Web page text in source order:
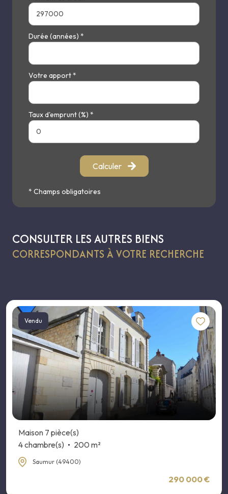
Durée (années) *
Votre apport *
Taux d'emprunt (%) *
Calculer
* Champs obligatoires
CONSULTER LES AUTRES BIENS
CORRESPONDANTS À VOTRE RECHERCHE
Vendu
Maison 7 pièce(s)
4 chambre(s)
200 m²
Saumur (49400)
290 000 €